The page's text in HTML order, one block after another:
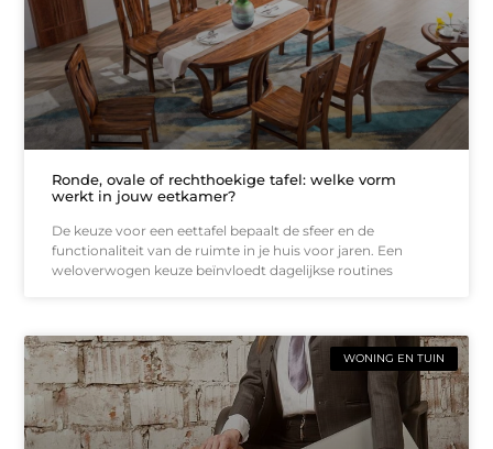
Ronde, ovale of rechthoekige tafel: welke vorm
werkt in jouw eetkamer?
De keuze voor een eettafel bepaalt de sfeer en de
functionaliteit van de ruimte in je huis voor jaren. Een
weloverwogen keuze beïnvloedt dagelijkse routines
WONING EN TUIN